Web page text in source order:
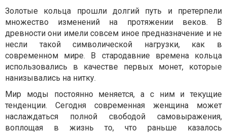
Золотые кольца прошли долгий путь и претерпели
множество изменений на протяжении веков. В
древности они имели совсем иное предназначение и не
несли такой символической нагрузки, как в
современном мире. В стародавние времена кольца
использовались в качестве первых монет, которые
нанизывались на нитку.
Мир моды постоянно меняется, а с ним и текущие
тенденции. Сегодня современная женщина может
наслаждаться полной свободой самовыражения,
воплощая в жизнь то, что раньше казалось